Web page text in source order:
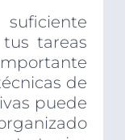
tareas
de
puede